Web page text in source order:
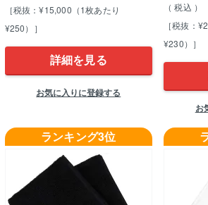
［税抜：¥15,000（1枚あたり
¥250）］
詳細を見る
お気に入りに登録する
税込
［税抜：
¥230）］
お
ランキング3位